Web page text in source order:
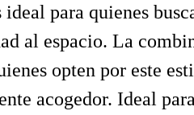
para quienes
al espacio. La
opten por este
acogedor. Ideal